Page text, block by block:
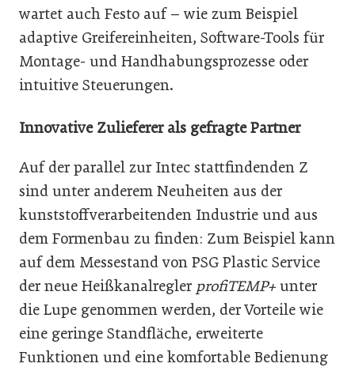
wartet auch Festo auf – wie zum Beispiel
adaptive Greifereinheiten, Software-Tools für
Montage- und Handhabungsprozesse oder
intuitive Steuerungen.
Innovative Zulieferer als gefragte Partner
Auf der parallel zur Intec stattfindenden Z
sind unter anderem Neuheiten aus der
kunststoffverarbeitenden Industrie und aus
dem Formenbau zu finden: Zum Beispiel kann
auf dem Messestand von PSG Plastic Service
der neue Heißkanalregler profiTEMP+unter
die Lupe genommen werden, der Vorteile wie
eine geringe Standfläche, erweiterte
Funktionen und eine komfortable Bedienung